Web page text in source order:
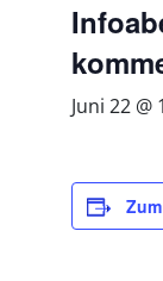
Juni 22 @